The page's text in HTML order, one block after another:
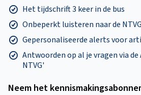
Het tijdschrift 3 keer in de bus
Onbeperkt luisteren naar de
Gepersonaliseerde alerts voor
Antwoorden op al je vragen via
NTVG'
Neem het